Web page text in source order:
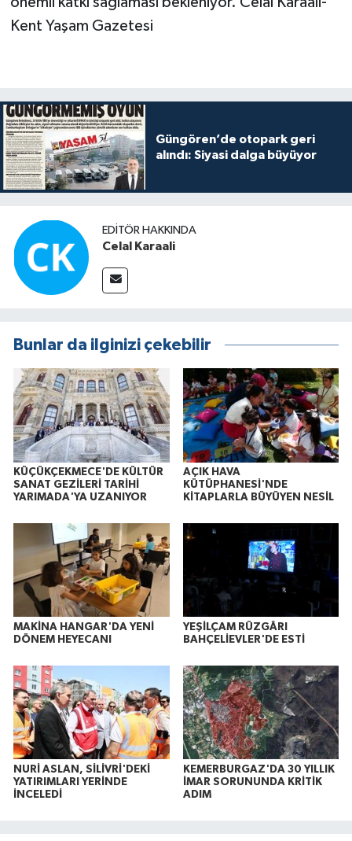
Kent Yaşam Gazetesi
Güngören’de otopark geri
alındı: Siyasi dalga büyüyor
EDITÖR HAKKINDA
Celal Karaali
Bunlar da ilginizi çekebilir
KÜÇÜKÇEKMECE'DE KÜLTÜR
SANAT GEZİLERİ TARİHİ
YARIMADA'YA UZANIYOR
AÇIK HAVA
KÜTÜPHANESİ'NDE
KİTAPLARLA BÜYÜYEN NESİL
MAKİNA HANGAR'DA YENİ
DÖNEM HEYECANI
YEŞİLÇAM RÜZGÂRI
BAHÇELİEVLER'DE ESTİ
NURİ ASLAN, SİLİVRİ'DEKİ
YATIRIMLARI YERİNDE
İNCELEDİ
KEMERBURGAZ'DA 30 YILLIK
İMAR SORUNUNDA KRİTİK
ADIM